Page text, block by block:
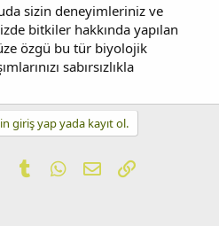
sizin deneyimleriniz ve
bitkiler hakkında yapılan
özgü bu tür biyolojik
sabırsızlıkla
giriş yap yada kayıt ol.
PinterestTumblrWhatsApp
E-postaLink